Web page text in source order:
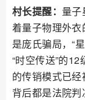
村长提醒： 量子
着量子物理外衣
是庞氏骗局，“
“时空传送”的
的传销模式已经
背后都是法院判